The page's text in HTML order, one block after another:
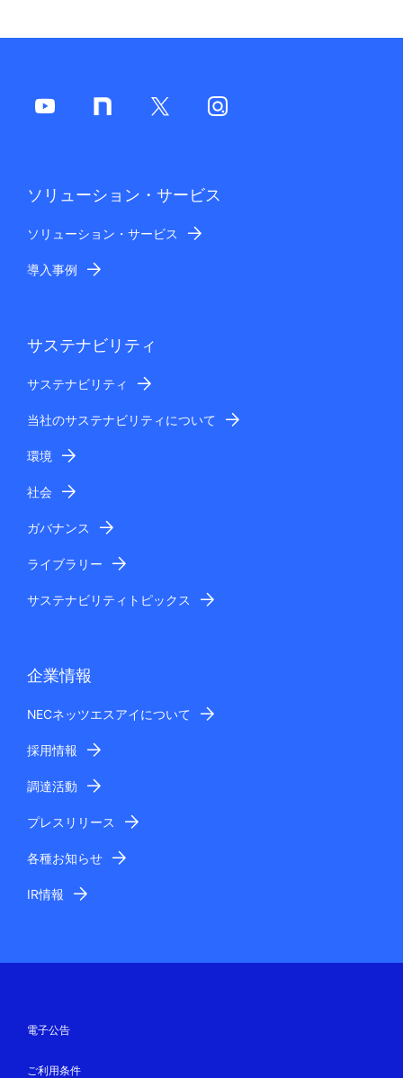
ソリューション・サービス
ソリューション・サービス
導入事例
サステナビリティ
サステナビリティ
当社のサステナビリティについて
環境
社会
ガバナンス
ライブラリー
サステナビリティトピックス
企業情報
NECネッツエスアイについて
採用情報
調達活動
プレスリリース
各種お知らせ
IR情報
電子公告
ご利用条件